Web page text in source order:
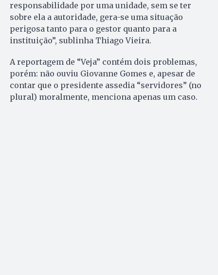
responsabilidade por uma unidade, sem se ter
sobre ela a autoridade, gera-se uma situação
perigosa tanto para o gestor quanto para a
instituição”, sublinha Thiago Vieira.
A reportagem de “Veja” contém dois problemas,
porém: não ouviu Giovanne Gomes e, apesar de
contar que o presidente assedia “servidores” (no
plural) moralmente, menciona apenas um caso.